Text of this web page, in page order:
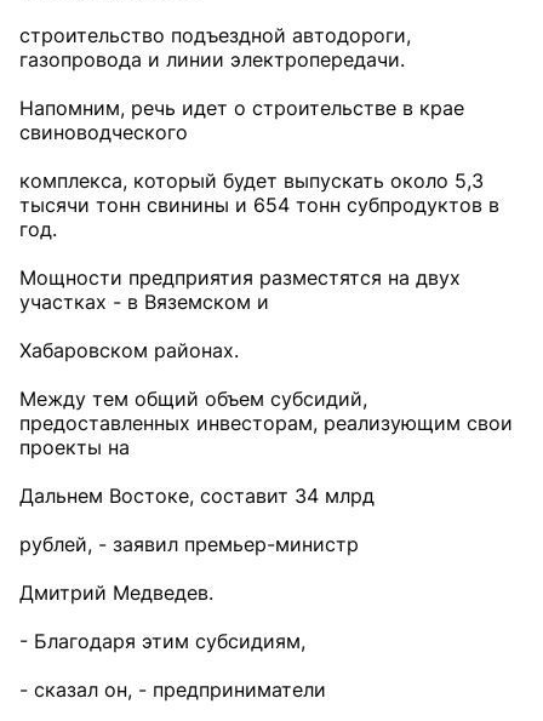
строительство подъездной автодороги,
газопровода и линии электропередачи.
Напомним, речь идет о строительстве в крае
свиноводческого
комплекса, который будет выпускать около 5,3
тысячи тонн свинины и 654 тонн субпродуктов в
год.
Мощности предприятия разместятся на двух
участках - в Вяземском и
Хабаровском районах.
Между тем общий объем субсидий,
предоставленных инвесторам, реализующим свои
проекты на
Дальнем Востоке, составит 34 млрд
рублей, - заявил премьер-министр
Дмитрий Медведев.
- Благодаря этим субсидиям,
- сказал он, - предприниматели